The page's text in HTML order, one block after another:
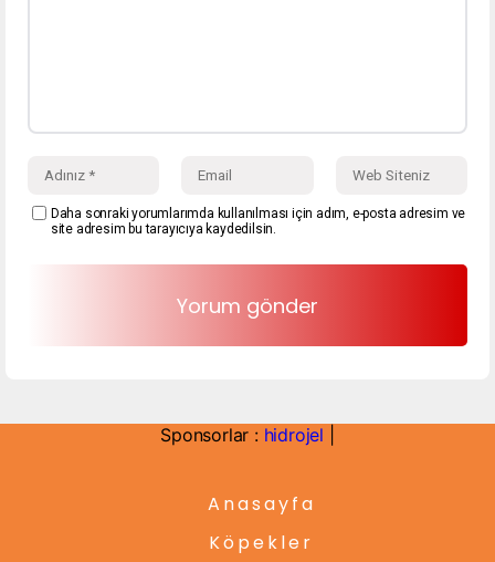
Daha sonraki yorumlarımda kullanılması için adım, e-posta adresim ve
site adresim bu tarayıcıya kaydedilsin.
Sponsorlar : hidrojel
Anasayfa
Köpekler